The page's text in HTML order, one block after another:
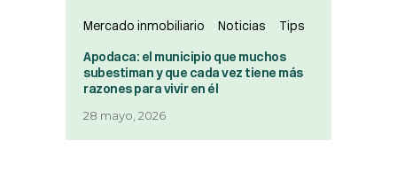
Mercado inmobiliario Noticias Tips
Apodaca: el municipio que muchos
subestiman y que cada vez tiene más
razones para vivir en él
28 mayo, 2026